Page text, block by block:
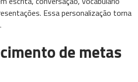
Essa personalização torna
de metas